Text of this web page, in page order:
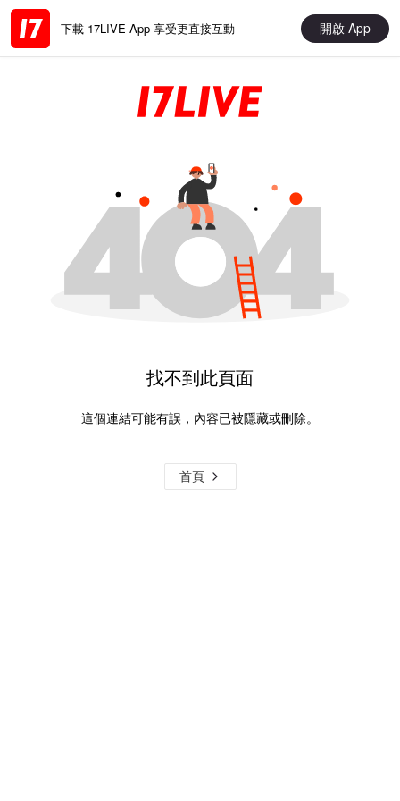
下載 17LIVE App 享受更直接互動 開啟 App
找不到此頁面
這個連結可能有誤，內容已被隱藏或刪除。
首頁